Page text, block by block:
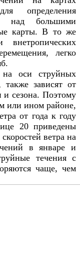
определения
над большими
карты. В то же
внетропических
легко
на оси струйных
зависят от
и сезона. Поэтому
или ином районе,
от года к году
20 приведены
ветра на
в январе и
течения с
чаще, чем